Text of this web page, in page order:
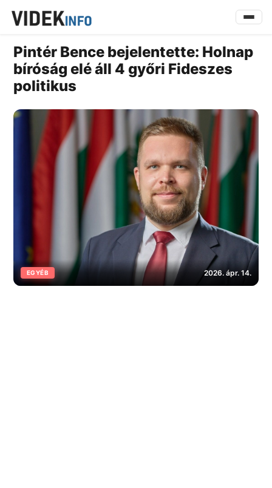
Pintér Bence bejelentette: Holnap
bíróság elé áll 4 győri Fideszes
politikus
EGYÉB 2026. ápr. 14.